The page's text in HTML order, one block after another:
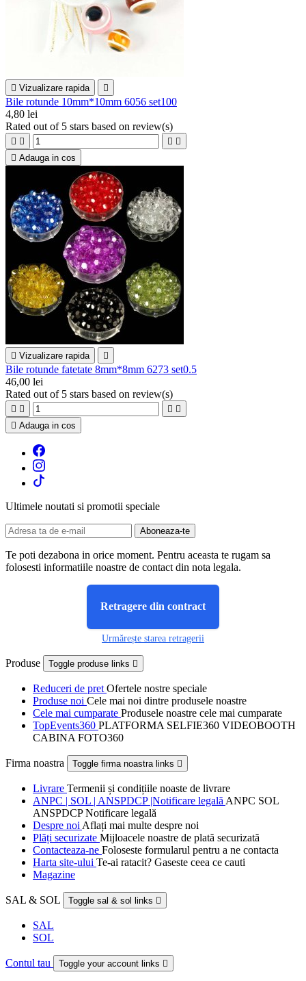
 Vizualizare rapida 
Bile rotunde 10mm*10mm 6056 set100
4,80 lei
Rated out of 5 stars based on review(s)
   
 Adauga in cos
 Vizualizare rapida 
Bile rotunde fatetate 8mm*8mm 6273 set0.5
46,00 lei
Rated out of 5 stars based on review(s)
   
 Adauga in cos
Ultimele noutati si promotii speciale
Te poti dezabona in orice moment. Pentru aceasta te rugam sa
folosesti informatiile noastre de contact din nota legala.
Retragere din contract
Urmărește starea retragerii
Produse Toggle produse links 
Reduceri de pret Ofertele nostre speciale
Produse noi Cele mai noi dintre produsele noastre
Cele mai cumparate Produsele noastre cele mai cumparate
TopEvents360 PLATFORMA SELFIE360 VIDEOBOOTH
CABINA FOTO360
Firma noastra Toggle firma noastra links 
Livrare Termenii și condițiile noaste de livrare
ANPC | SOL | ANSPDCP |Notificare legală ANPC SOL
ANSPDCP Notificare legală
Despre noi Aflați mai multe despre noi
Plăți securizate Mijloacele noastre de plată securizată
Contacteaza-ne Foloseste formularul pentru a ne contacta
Harta site-ului Te-ai ratacit? Gaseste ceea ce cauti
Magazine
SAL & SOL Toggle sal & sol links 
SAL
SOL
Contul tau Toggle your account links 